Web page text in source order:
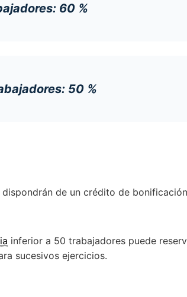
60 %
50 %
dispondrán de un crédito de
inferior a 50 trabajadores puede
sucesivos ejercicios.